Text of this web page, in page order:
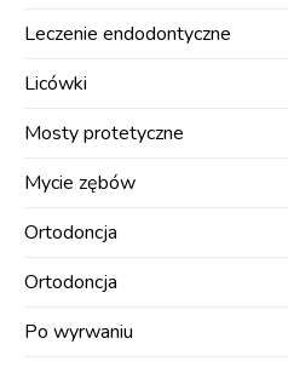
Leczenie endodontyczne
Licówki
Mosty protetyczne
Mycie zębów
Ortodoncja
Ortodoncja
Po wyrwaniu